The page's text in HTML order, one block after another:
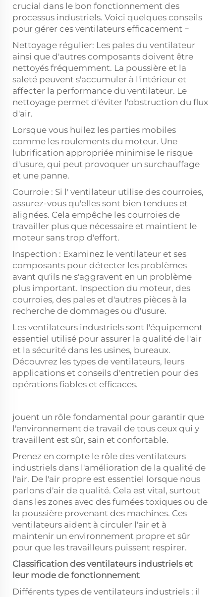
crucial dans le bon fonctionnement des
processus industriels. Voici quelques conseils
pour gérer ces ventilateurs efficacement −
Nettoyage régulier: Les pales du ventilateur
ainsi que d'autres composants doivent être
nettoyés fréquemment. La poussière et la
saleté peuvent s'accumuler à l'intérieur et
affecter la performance du ventilateur. Le
nettoyage permet d'éviter l'obstruction du flux
d'air.
Lorsque vous huilez les parties mobiles
comme les roulements du moteur. Une
lubrification appropriée minimise le risque
d'usure, qui peut provoquer un surchauffage
et une panne.
Courroie : Si l' ventilateur utilise des courroies,
assurez-vous qu'elles sont bien tendues et
alignées. Cela empêche les courroies de
travailler plus que nécessaire et maintient le
moteur sans trop d'effort.
Inspection : Examinez le ventilateur et ses
composants pour détecter les problèmes
avant qu'ils ne s'aggravent en un problème
plus important. Inspection du moteur, des
courroies, des pales et d'autres pièces à la
recherche de dommages ou d'usure.
Les ventilateurs industriels sont l'équipement
essentiel utilisé pour assurer la qualité de l'air
et la sécurité dans les usines, bureaux.
Découvrez les types de ventilateurs, leurs
applications et conseils d'entretien pour des
opérations fiables et efficaces.
jouent un rôle fondamental pour garantir que
l'environnement de travail de tous ceux qui y
travaillent est sûr, sain et confortable.
Prenez en compte le rôle des ventilateurs
industriels dans l'amélioration de la qualité de
l'air. De l'air propre est essentiel lorsque nous
parlons d'air de qualité. Cela est vital, surtout
dans les zones avec des fumées toxiques ou de
la poussière provenant des machines. Ces
ventilateurs aident à circuler l'air et à
maintenir un environnement propre et sûr
pour que les travailleurs puissent respirer.
Classification des ventilateurs industriels et
leur mode de fonctionnement
Différents types de ventilateurs industriels : il